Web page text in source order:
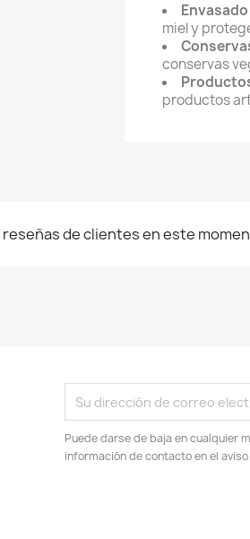
miel y
conservas
productos
reseñas de clientes en este
Puede darse de baja en cualquier
información de contacto en el aviso